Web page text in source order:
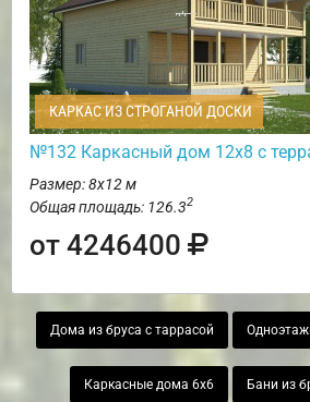
КАРКАС ИЗ СТРОГАНОЙ ДОСКИ
№132 Каркасный дом 12х8 с
Размер: 8х12 м
Общая площадь: 126.32
от 4246400
Дома из бруса с таррасой
Каркасные дома 6х6 Бани из